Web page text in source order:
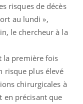
risques de décès
au lundi »,
le chercheur à la
la première fois
risque plus élevé
chirurgicales à
en précisant que